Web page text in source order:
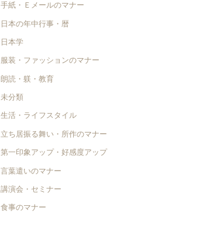
手紙・Ｅメールのマナー
日本の年中行事・暦
日本学
服装・ファッションのマナー
朗読・躾・教育
未分類
生活・ライフスタイル
立ち居振る舞い・所作のマナー
第一印象アップ・好感度アップ
言葉遣いのマナー
講演会・セミナー
食事のマナー